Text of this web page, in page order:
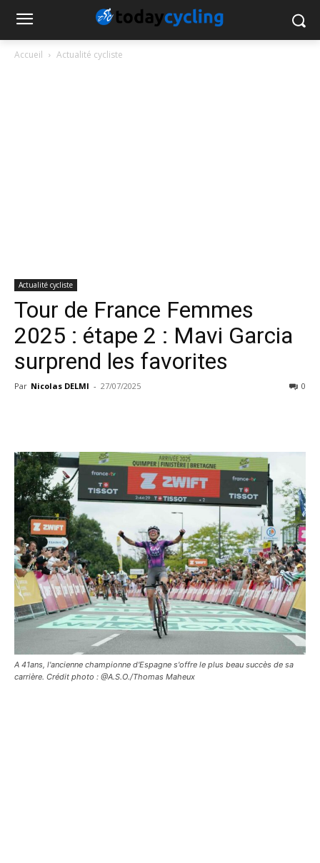
Accueil Actualité cycliste
Actualité cycliste
Tour de France Femmes
2025 : étape 2 : Mavi Garcia
surprend les favorites
Par Nicolas DELMI - 27/07/2025 0
A 41ans, l'ancienne championne d'Espagne s'offre le plus beau succès de sa
carrière. Crédit photo : @A.S.O./Thomas Maheux